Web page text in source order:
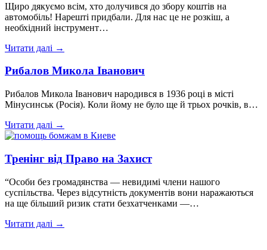
Щиро дякуємо всім, хто долучився до збору коштів на
автомобіль! Нарешті придбали. Для нас це не розкіш, а
необхідний інструмент…
Читати далі →
Рибалов Микола Іванович
Рибалов Микола Іванович народився в 1936 році в місті
Мінусинськ (Росія). Коли йому не було ще й трьох рочків, в…
Читати далі →
Тренінг від Право на Захист
“Особи без громадянства — невидимі члени нашого
суспільства. Через відсутність документів вони наражаються
на ще більший ризик стати безхатченками —…
Читати далі →